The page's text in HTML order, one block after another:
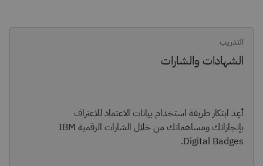
التدريب
الشهادات والشارات
أعِد ابتكار طريقة استخدام بيانات الاعتماد للاعتراف
بإنجازاتك ومساهماتك من خلال الشارات الرقمية IBM
Digital Badges.